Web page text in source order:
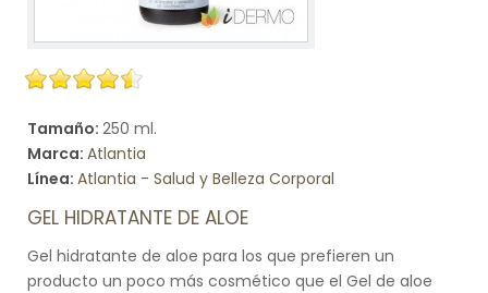
Tamaño: 250 ml.
Marca: Atlantia
Línea: Atlantia - Salud y Belleza Corporal
GEL HIDRATANTE DE ALOE
Gel hidratante de aloe para los que prefieren un
producto un poco más cosmético que el Gel de aloe